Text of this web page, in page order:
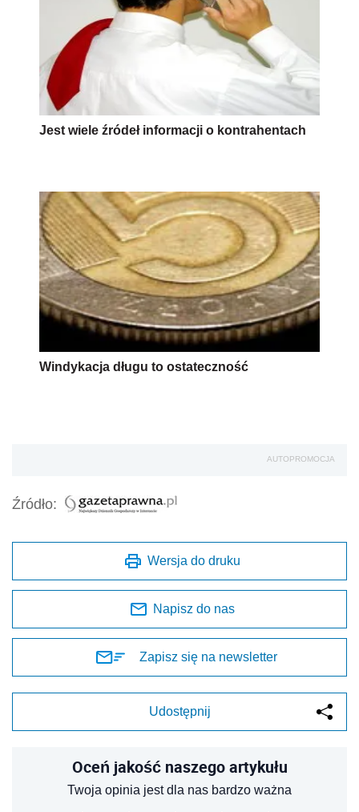
Jest wiele źródeł informacji o kontrahentach
Windykacja długu to ostateczność
AUTOPROMOCJA
Źródło:
Wersja do druku
Napisz do nas
Zapisz się na newsletter
Udostępnij
Oceń jakość naszego artykułu
Twoja opinia jest dla nas bardzo ważna